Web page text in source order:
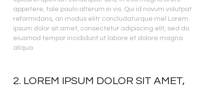
appetere, tale paulo alterum in vis. Qui id novum volutpat
reformidans, an modus elitr concludaturque mel Lorem
ipsum dolor sit amet, consectetur adipiscing elit, sed do
eiusmod tempor incididunt ut labore et dolore magna
aliqua.
2. LOREM IPSUM DOLOR SIT AMET,